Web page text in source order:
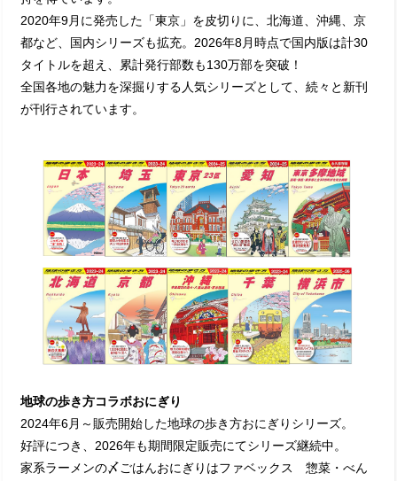
2020年9月に発売した「東京」を皮切りに、北海道、沖縄、京
都など、国内シリーズも拡充。2026年8月時点で国内版は計30
タイトルを超え、累計発行部数も130万部を突破！
全国各地の魅力を深掘りする人気シリーズとして、続々と新刊
が刊行されています。
地球の歩き方コラボおにぎり
2024年6月～販売開始した地球の歩き方おにぎりシリーズ。
好評につき、2026年も期間限定販売にてシリーズ継続中。
家系ラーメンの〆ごはんおにぎりはファベックス 惣菜・べん